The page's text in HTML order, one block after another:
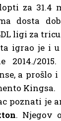
za 31.4
dosta
ligi za
igrao je i
2014./
a prošlo
Kingsa.
poznati je
. Njegov